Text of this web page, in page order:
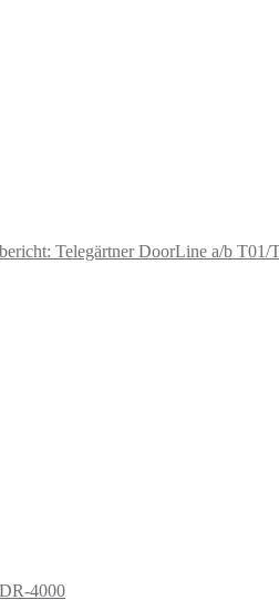
Telegärtner DoorLine a/b T01/
4000